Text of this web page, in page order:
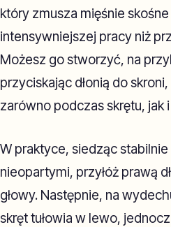
który zmusza mięśnie
intensywniejszej pracy niż
Możesz go stworzyć, na
przyciskając dłonią do
zarówno podczas skrętu, jak
W praktyce, siedząc
nieopartymi, przyłóż prawą
głowy. Następnie, na
skręt tułowia w lewo,